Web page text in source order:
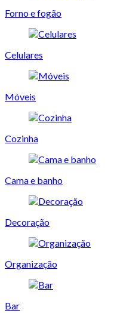
Forno e fogão
Celulares
Móveis
Cozinha
Cama e banho
Decoração
Organização
Bar